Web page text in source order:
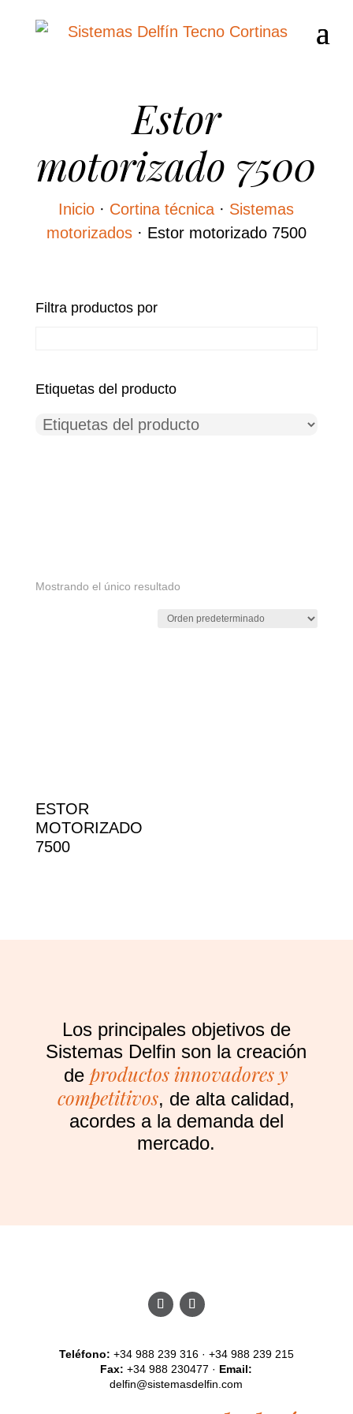
Estor
motorizado 7500
Inicio · Cortina técnica · Sistemas
motorizados· Estor motorizado 7500
Filtra productos por
Etiquetas del producto
Mostrando el único resultado
ESTOR
MOTORIZADO
7500
Los principales objetivos de
Sistemas Delfin son la creación
deproductos innovadores y
competitivos, de alta calidad,
acordes a la demanda del
mercado.
Teléfono: +34 988 239 316 · +34 988 239 215
Fax: +34 988 230477 · Email:
delfin@sistemasdelfin.com